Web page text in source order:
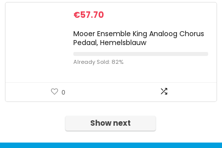
€57.70
Mooer Ensemble King Analoog Chorus
Pedaal, Hemelsblauw
Already Sold: 82%
0
Show next